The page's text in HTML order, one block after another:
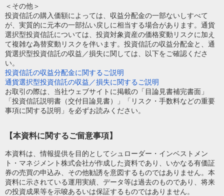
＜その他＞
投資信託の購入価額によっては、収益分配金の一部ないしすべて
が、実質的に元本の一部払い戻しに相当する場合があります。通貨
選択型投資信託については、投資対象資産の価格変動リスクに加え
て複雑な為替変動リスクを伴います。投資信託の収益分配金と、通
貨選択型投資信託の収益／損失に関しては、以下をご確認くださ
い。
投資信託の収益分配金に関するご説明
通貨選択型投資信託の収益／損失に関するご説明
お取引の際は、当社ウェブサイトに掲載の「目論見書補完書面」
「投資信託説明書（交付目論見書）」「リスク・手数料などの重要
事項に関する説明」を必ずお読みください。
【本資料に関するご留意事項】
本資料は、情報提供を目的としてシュローダー・インベストメン
ト・マネジメント株式会社が作成した資料であり、いかなる有価証
券の売買の申込み、その他勧誘を意図するものではありません。本
資料に示されている運用実績、データ等は過去のものであり、将来
の投資成果等を示唆あるいは保証するものではありません。